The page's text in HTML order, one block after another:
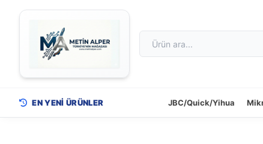
EN YENİ ÜRÜNLER JBC/Quick/Yihua